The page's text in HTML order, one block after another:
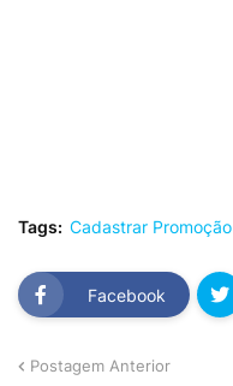
Tags: Cadastrar Promoção
Facebook
Postagem Anterior